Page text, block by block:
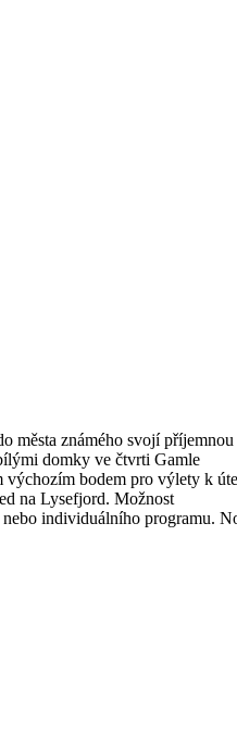
města známého svojí příjemnou
domky ve čtvrti Gamle
výchozím bodem pro výlety k
na Lysefjord. Možnost
individuálního programu.